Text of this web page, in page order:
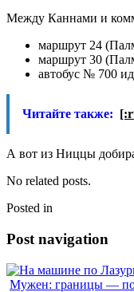
Между Каннами и
маршрут 24
маршрут 30
автобус № 700
Читайте также:
А вот из Ниццы
No related posts.
Posted in
Post navigation
Мужен: границы —